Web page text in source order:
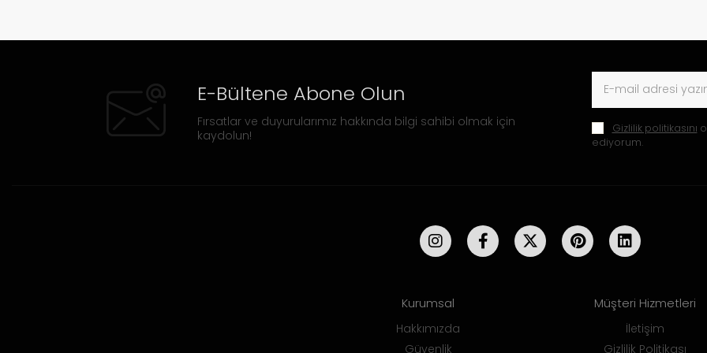
E-Bültene Abone Olun
Fırsatlar ve duyurularımız hakkında bilgi sahibi olmak için
kaydolun!
Gizlilik politikasını
ediyorum.
Kurumsal
Hakkımızda
Güvenlik
Müşteri Hizmetleri
İletişim
Gizlilik Politikası